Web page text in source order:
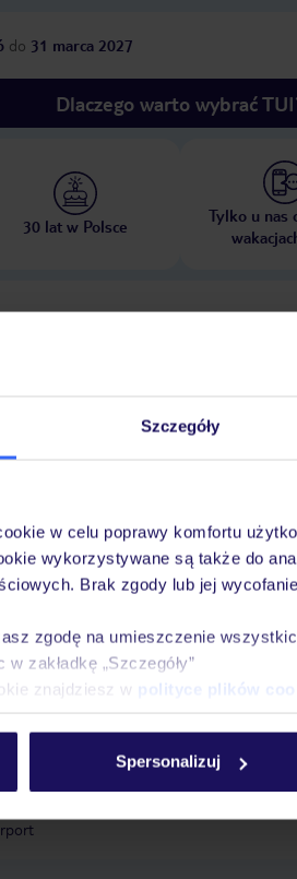
Szczegóły
w celu poprawy komfortu
wykorzystywane są także do
Brak zgody lub jej
zgodę na umieszczenie
zakładkę „Szczegóły”
znajdziesz w polityce plików
Spersonalizuj
do 31 marca 2027
Dlaczego warto wybrać
30 lat w Polsce
Tylko u nas
można skorzystać z hotelowej oferty
obejmuje program rozrywkowy i
kapitalny: 2013
Recepcja, sejf hotelowy:
w miejscach ogólnodostępnych: za
Diners
Parking: parking (w